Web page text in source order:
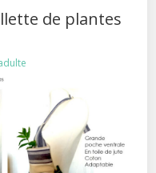
de plantes